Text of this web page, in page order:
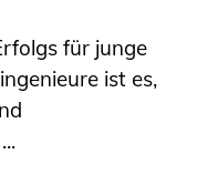
für junge
ist es,